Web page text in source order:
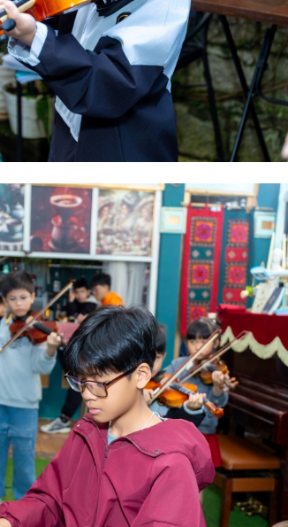
Bùng nổ hơn khi
Ngọc Vàng ngồi
phím đàn!
tạo âm nhạc, MC